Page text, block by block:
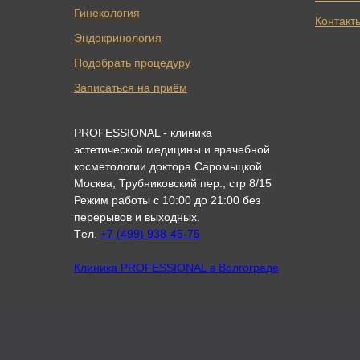
Гинекология
Эндокринология
Подобрать процедуру
Записаться на приём
PROFESSIONAL - клиника
эстетической медицины и врачебной
косметологии доктора Саромыцкой
Москва, Трубниковский пер., стр 8/15
Режим работы с 10:00 до 21:00 без
перерывов и выходных.
Tел. +7 (499) 938-45-75
Клиника PROFESSIONAL в Волгограде